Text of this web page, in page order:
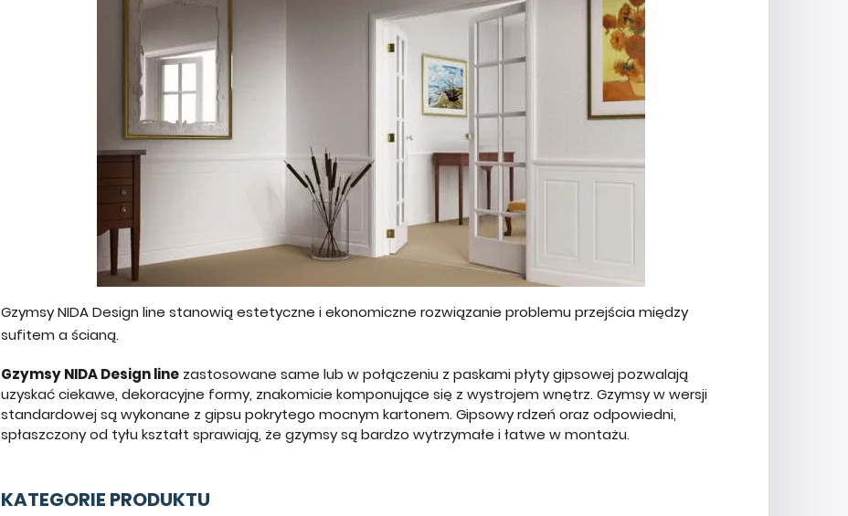
Gzymsy NIDA Design line stanowią estetyczne i ekonomiczne rozwiązanie problemu przejścia między
sufitem a ścianą.
Gzymsy NIDA Design line zastosowane same lub w połączeniu z paskami płyty gipsowej pozwalają
uzyskać ciekawe, dekoracyjne formy, znakomicie komponujące się z wystrojem wnętrz. Gzymsy w wersji
standardowej są wykonane z gipsu pokrytego mocnym kartonem. Gipsowy rdzeń oraz odpowiedni,
spłaszczony od tyłu kształt sprawiają, że gzymsy są bardzo wytrzymałe i łatwe w montażu.
KATEGORIE PRODUKTU